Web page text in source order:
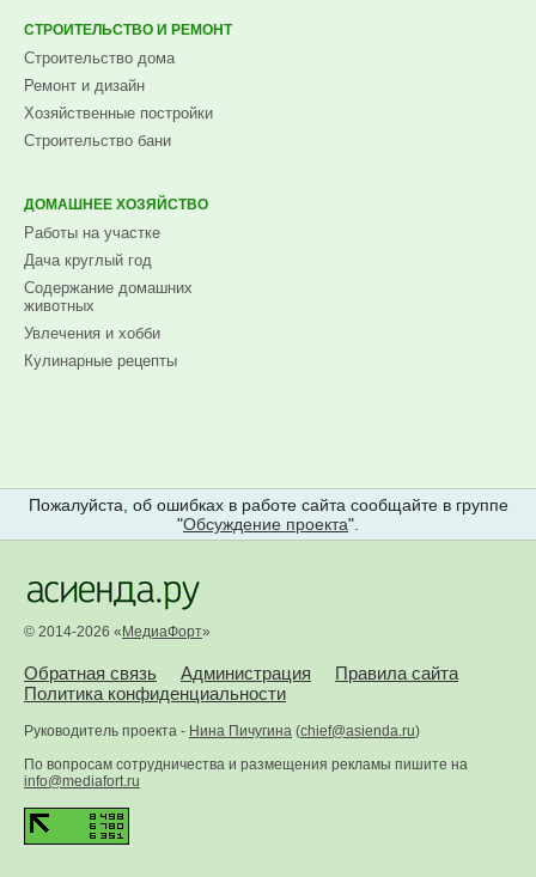
СТРОИТЕЛЬСТВО И РЕМОНТ
Строительство дома
Ремонт и дизайн
Хозяйственные постройки
Строительство бани
ДОМАШНЕЕ ХОЗЯЙСТВО
Работы на участке
Дача круглый год
Содержание домашних
животных
Увлечения и хобби
Кулинарные рецепты
Пожалуйста, об ошибках в работе сайта сообщайте в группе
"Обсуждение проекта".
© 2014-2026 « МедиаФорт»
Обратная связь Администрация
Правила сайта
Политика конфиденциальности
Руководитель проекта - Нина Пичугина (chief@asienda.ru)
По вопросам сотрудничества и размещения рекламы пишите на
info@mediafort.ru